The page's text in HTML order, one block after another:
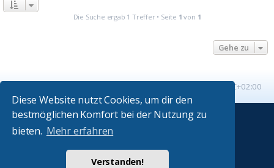
Diese Website nutzt Cookies, um dir den
bestmöglichen Komfort bei der Nutzung zu
bieten. Mehr erfahren
Verstanden!
Die Suche ergab 1 Treffer • Seite 1 von 1
Gehe zu
UTC+02:00
Powered byphpBB